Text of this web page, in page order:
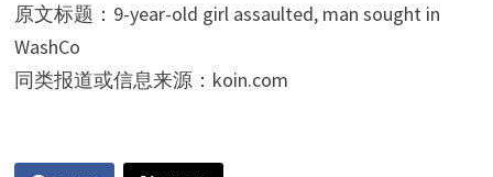
原文标题：9-year-old girl assaulted, man sought in
WashCo
同类报道或信息来源：koin.com